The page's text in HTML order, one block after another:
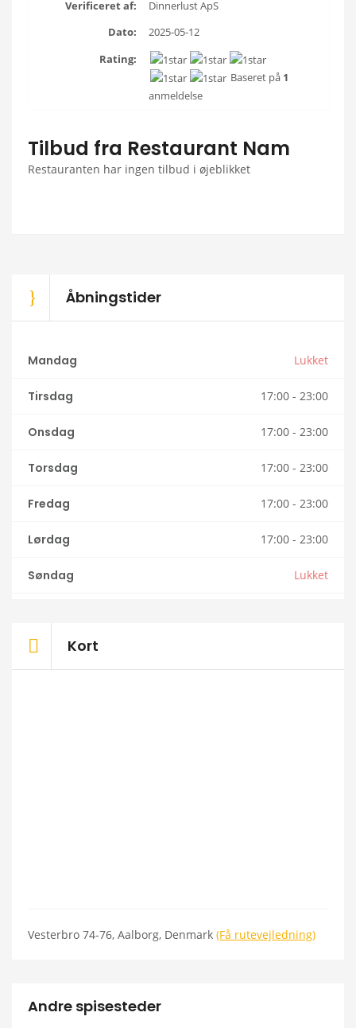
Verificeret af:
Dinnerlust ApS
Dato:
2025-05-12
Rating:
Baseret på 1
anmeldelse
Tilbud fra Restaurant Nam
Restauranten har ingen tilbud i øjeblikket
Åbningstider
Mandag Lukket
Tirsdag 17:00 - 23:00
Onsdag 17:00 - 23:00
Torsdag 17:00 - 23:00
Fredag 17:00 - 23:00
Lørdag 17:00 - 23:00
Søndag Lukket
Kort
Vesterbro 74-76, Aalborg, Denmark (Få rutevejledning)
Andre spisesteder